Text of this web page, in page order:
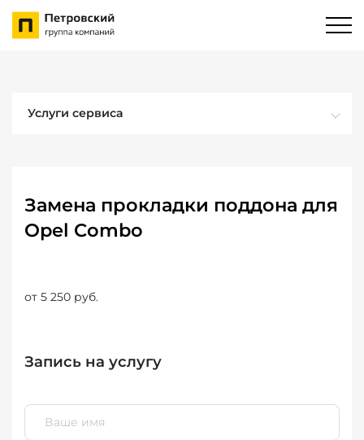
Услуги сервиса
Замена прокладки поддона для
Opel Combo
от 5 250 руб.
Запись на услугу